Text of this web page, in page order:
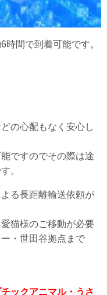
間で到着可能です。
の心配もなく安心し
ですのでその際は途
。
る長距離輸送依頼が
猫様のご移動が必要
・世田谷拠点まで
ックアニマル・うさ